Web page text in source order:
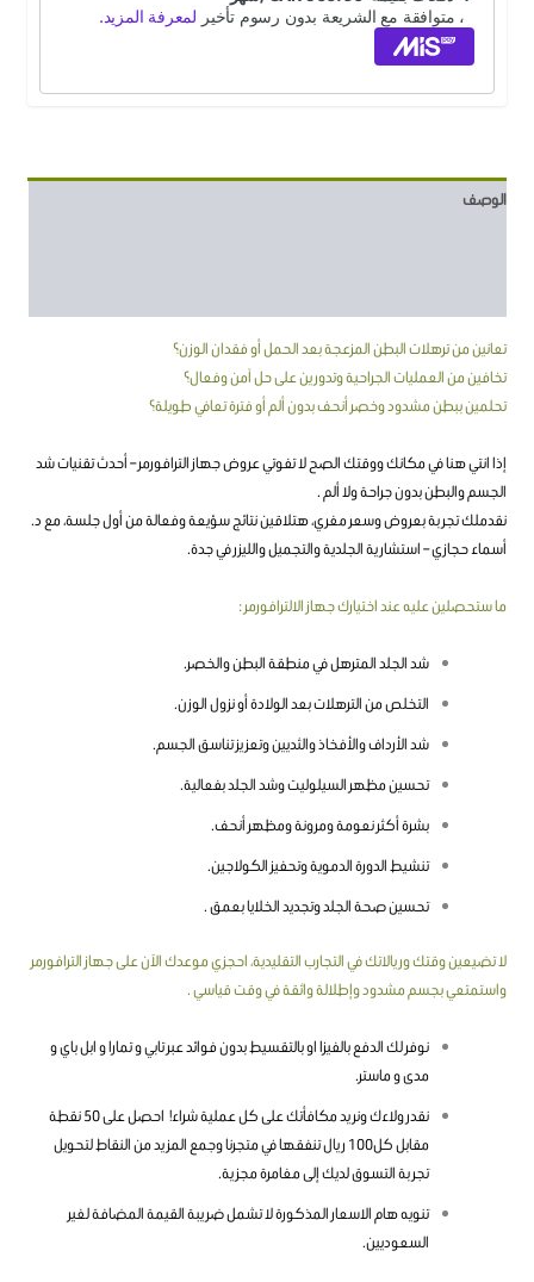
الوصف
تعانين من ترهلات البطن المزعجة بعد الحمل أو فقدان الوزن؟
تخافين من العمليات الجراحية وتدورين على حل آمن وفعال؟
تحلمين ببطن مشدود وخصر أنحف بدون ألم أو فترة تعافي طويلة؟
إذا انتي هنا في مكانك ووقتك الصح لا تفوتي عروض جهاز الترافورمر – أحدث تقنيات شد
الجسم والبطن بدون جراحة ولا ألم .
نقدملك تجربة بعروض وسعر مغري، هتلاقين نتائج سؤيعة وفعالة من أول جلسة، مع د.
أسماء حجازي – استشارية الجلدية والتجميل والليزر في جدة.
ما ستحصلين عليه عند اختيارك جهاز الالترافورمر :
شد الجلد المترهل في منطقة البطن والخصر.
التخلص من الترهلات بعد الولادة أو نزول الوزن.
شد الأرداف والأفخاذ والثديين وتعزيز تناسق الجسم.
تحسين مظهر السيلوليت وشد الجلد بفعالية.
بشرة أكثر نعومة ومرونة ومظهر أنحف.
تنشيط الدورة الدموية وتحفيز الكولاجين.
تحسين صحة الجلد وتجديد الخلايا بعمق .
لا تضيعين وقتك وريالاتك في التجارب التقليدية، احجزي موعدك الآن على جهاز الترافورمر
واستمتعي بجسم مشدود وإطلالة واثقة في وقت قياسي .
نوفر لك الدفع بالفيزا او بالتقسيط بدون فوائد عبر تابي و تمارا و ابل باي و
مدى و ماستر.
نقدر ولاءك ونريد مكافأتك على كل عملية شراء! احصل على 50 نقطة
مقابل كل100 ريال تنفقها في متجرنا وجمع المزيد من النقاط لتحويل
تجربة التسوق لديك إلى مغامرة مجزية.
تنويه هام الاسعار المذكورة لا تشمل ضريبة القيمة المضافة لغير
السعوديين.